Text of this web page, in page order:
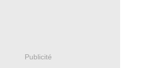
Publicité